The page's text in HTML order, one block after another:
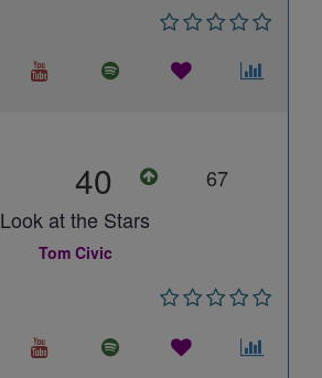
40
67
Look at the Stars
Tom Civic